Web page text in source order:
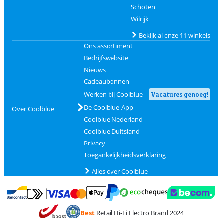
Schoten
Wilrijk
Bekijk al onze 11 winkels
Over Coolblue
Ons assortiment
Bedrijfswebsite
Nieuws
Cadeaubonnen
Werken bij Coolblue
Vacatures genoeg!
De Coolblue-App
Coolblue Nederland
Coolblue Duitsland
Privacy
Toegankelijkheidsverklaring
Alles over Coolblue
Betalen met Bancontact
Betalen met MasterCard en Visa via ClickToPay
Betalen met PayPal
BestRetail Hi-Fi Electro Brand 2024